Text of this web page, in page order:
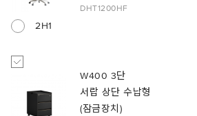
DHT1200HF
2H1
W400 3단
서랍 상단 수납형
(잠금장치)